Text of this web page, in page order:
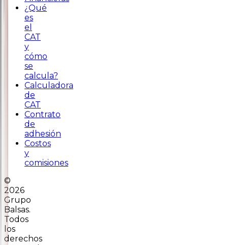
¿Qué
es
el
CAT
y
cómo
se
calcula?
Calculadora
de
CAT
Contrato
de
adhesión
Costos
y
comisiones
©
2026
Grupo
Balsas.
Todos
los
derechos